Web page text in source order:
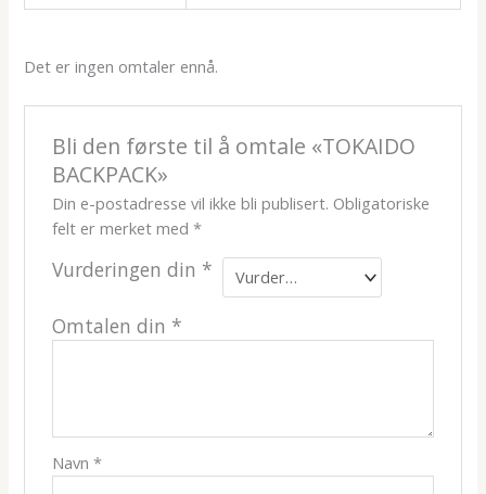
Det er ingen omtaler ennå.
Bli den første til å omtale «TOKAIDO
BACKPACK»
Din e-postadresse vil ikke bli publisert. Obligatoriske
felt er merket med *
Vurderingen din *
Omtalen din *
Navn *